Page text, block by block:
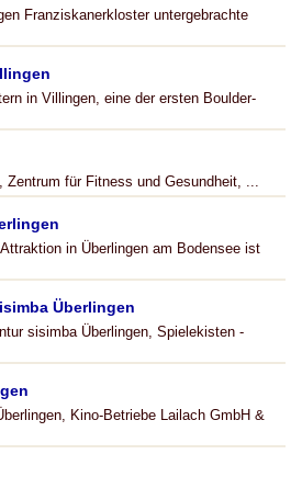
Franziskanerkloster untergebrachte
in Villingen, eine der ersten Boulder-
Zentrum für Fitness und Gesundheit, ...
in Überlingen am Bodensee ist
Überlingen
sisimba Überlingen, Spielekisten -
Kino-Betriebe Lailach GmbH &